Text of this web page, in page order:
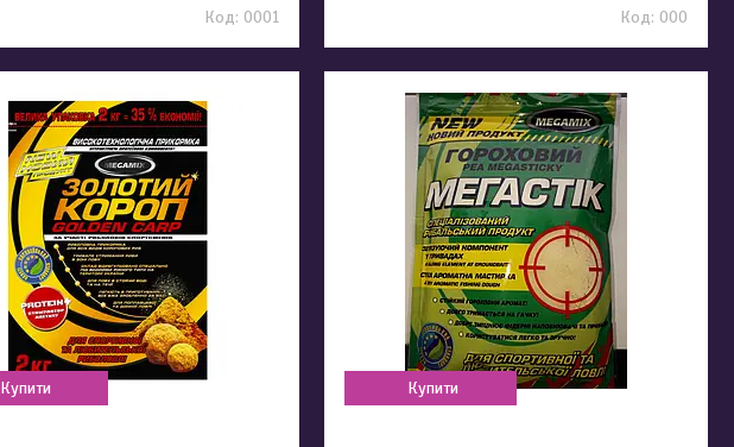
0001
000
Купити Купити